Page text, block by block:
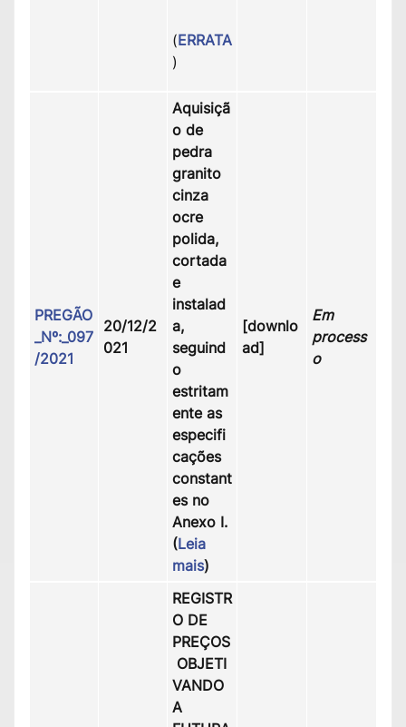
(ERRATA
)
PREGÃO
_Nº:_097
/2021
20/12/2
021
Aquisiçã
o de
pedra
granito
cinza
ocre
polida,
cortada
e
instalad
a,
seguind
o
estritam
ente as
especifi
cações
constant
es no
Anexo I.
(Leia
mais)
[downlo
ad]
Em
process
o
REGISTR
O DE
PREÇOS
OBJETI
VANDO
A